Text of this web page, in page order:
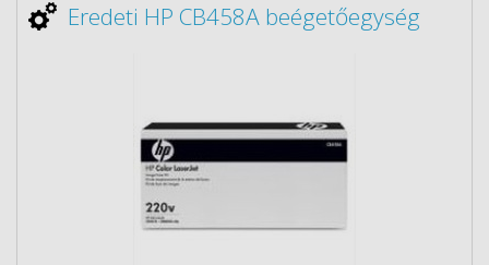
Eredeti HP CB458A beégetőegység